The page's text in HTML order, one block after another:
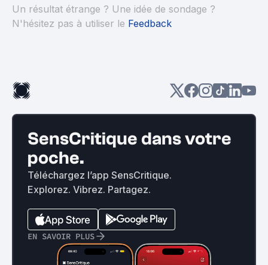
Un résultat étrange ? Une idée de sondage ?
N'hésitez pas à utiliser le Feedback
SensCritique dans votre
poche.
Téléchargez l’app SensCritique.
Explorez. Vibrez. Partagez.
EN SAVOIR PLUS